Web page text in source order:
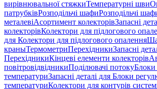
вирівнювальної стяжкиТемпературні шви
патрубківРозподільчі шафиРозподільчі
металевіАсортимент колекторівЗапасні
колекторівКолектори для підлогового
для Колектори для підлогового опалення
краныТермометриПерехідникиЗапасні
ПерехідникиКінцеві елементи колекторів
повітровідвідникиПоділювачі потокуБлоки
температуриЗапасні деталі для Блоки
температуриКолектори для контурів